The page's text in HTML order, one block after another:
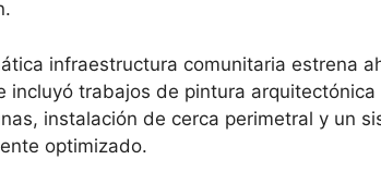
infraestructura comunitaria estrena
incluyó trabajos de pintura
instalación de cerca perimetral y un
optimizado.